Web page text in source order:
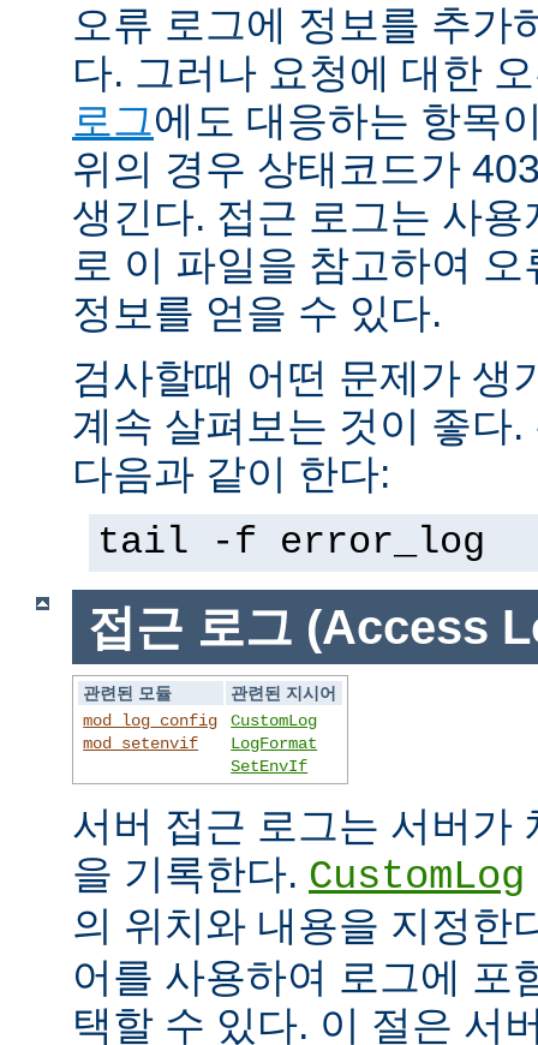
오류 로그에 정보를 추가
다. 그러나 요청에 대한
로그에도 대응하는 항목
위의 경우 상태코드가
생긴다. 접근 로그는 사
로 이 파일을 참고하여
정보를 얻을 수 있다.
검사할때 어떤 문제가 생
계속 살펴보는 것이 좋다
다음과 같이 한다:
tail -f error_log
접근 로그 (Access
관련된 모듈
관련된 지시어
mod_log_config
mod_setenvif
CustomLog
LogFormat
SetEnvIf
서버 접근 로그는 서버가
을 기록한다. CustomLog
의 위치와 내용을 지정한
어를 사용하여 로그에 포
택할 수 있다. 이 절은 서